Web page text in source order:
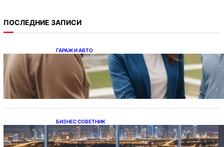
ПОСЛЕДНИЕ ЗАПИСИ
ГАРАЖ И АВТО
Ипотека на новостройки при оформлении
напрямую у застройщика
БИЗНЕС СОВЕТНИК
Каталог светодиодных светильников и
LED-освещения в Казахстане